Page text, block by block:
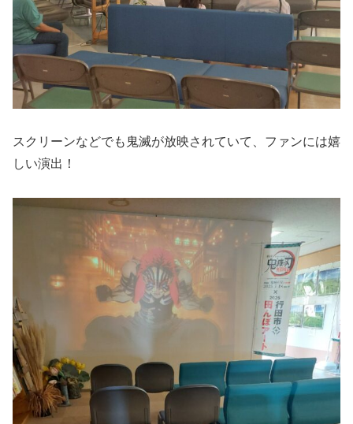
スクリーンなどでも鬼滅が放映されていて、ファンには嬉
しい演出！